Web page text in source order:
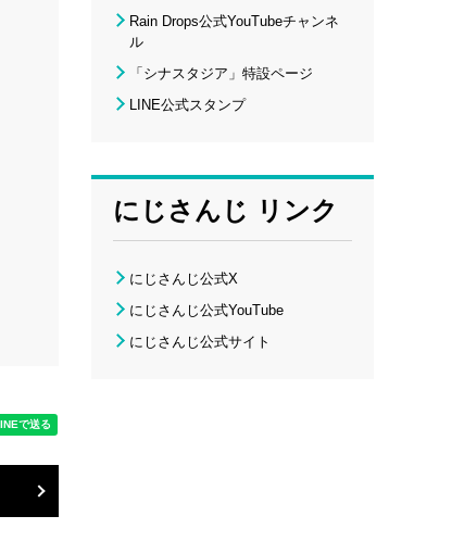
Rain Drops公式YouTubeチャンネ
ル
「シナスタジア」特設ページ
LINE公式スタンプ
にじさんじ リンク
にじさんじ公式X
にじさんじ公式YouTube
にじさんじ公式サイト